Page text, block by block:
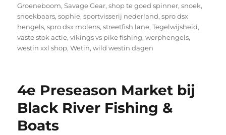
Groeneboom,Savage Gear,shop te goed spinner,snoek,
snoekbaars,sophie,sportvisserij nederland,spro dsx
hengels,spro dsx molens,streetfish lane,Tegelwijsheid,
vaste stok actie,vikings vs pike fishing,werphengels,
westin xxl shop,Wetin,wild westin dagen
4e Preseason Market bij
Black River Fishing &
Boats